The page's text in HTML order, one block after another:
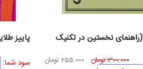
چرنی 599 (راهنمای نخستین در تکنیک
300.000تومان قیمت
255.000 تومان
پاییز
سود شما: